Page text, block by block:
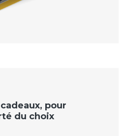
pour
du choix